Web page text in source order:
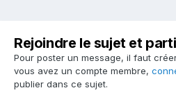
Rejoindre le sujet et
Pour poster un message, il faut
vous avez un compte membre,
publier dans ce sujet.